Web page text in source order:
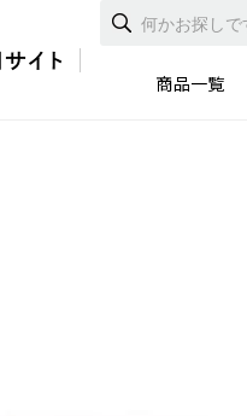
商品一覧